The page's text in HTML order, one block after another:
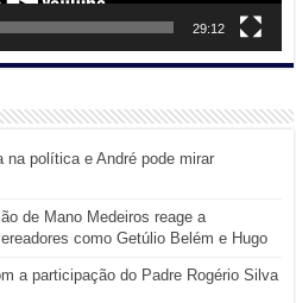
29:12
na política e André pode mirar
de Mano Medeiros reage a
como Getúlio Belém e Hugo
a participação do Padre Rogério Silva